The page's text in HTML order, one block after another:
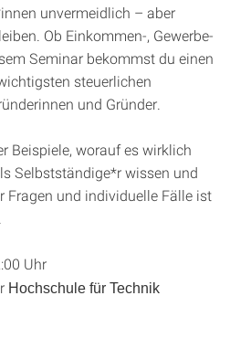
unvermeidlich – aber
Ob Einkommen-, Gewerbe-
Seminar bekommst du einen
steuerlichen
und Gründer.
Beispiele, worauf es wirklich
Selbstständige*r wissen und
Fragen und individuelle Fälle ist
Uhr
Hochschule für Technik